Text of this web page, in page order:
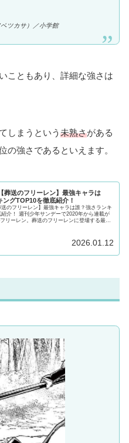
ツカサ）／小学館
こともあり、詳細な強さは
しまうという 未熟さがある
の強さであるといえます。
葬送のフリーレン】最強キャラは
ングTOP10を徹底紹介！
送のフリーレン】最強キャラは誰？強さランキ
介！ 週刊少年サンデーで2020年から連載が
リーレン。葬送のフリーレンに登場する最強
2026.01.12